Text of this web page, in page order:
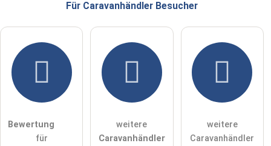
Hiermit akzeptiere ich die .
Die Datenschutzerklärunghabe ich zur Kenntnis genommen.
öffentliche Frage stellen
Für Caravanhändler Besucher
Bewertung
für
weitere
Caravanhändler
weitere
Caravanhändler